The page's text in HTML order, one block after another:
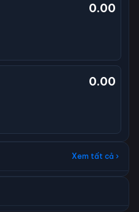
0.00
0.00
Xem tất cả ›